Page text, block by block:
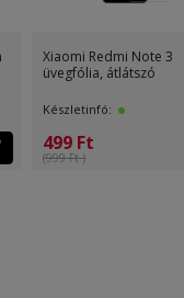
Redmi Note 4/Note 4X
üvegfólia, átlátszó
Készletinfó:
100 FirstPont